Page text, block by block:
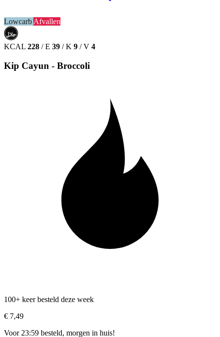
LowcarbAfvallen
حلال
HALAL
KCAL 228 / E 39 / K 9 / V 4
Kip Cayun - Broccoli
100+ keer besteld deze week
€ 7,49
Voor 23:59 besteld, morgen in huis!